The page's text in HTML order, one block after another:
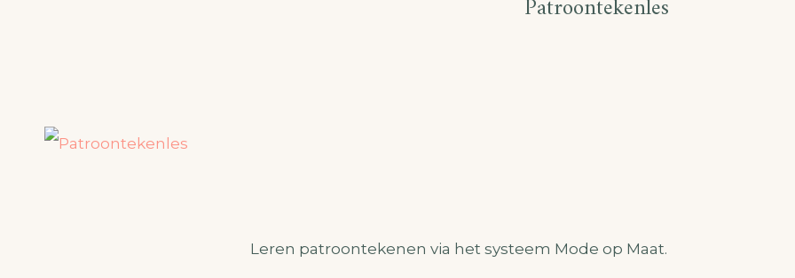
Patroontekenles
Leren patroontekenen via het systeem Mode op Maat.